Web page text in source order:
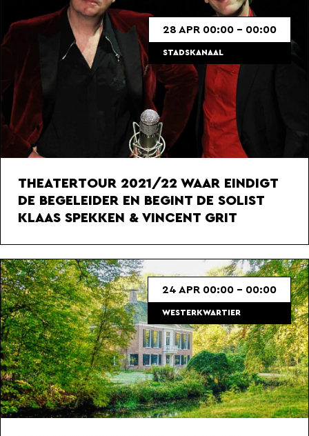
28 APR 00:00 - 00:00
STADSKANAAL
THEATERTOUR 2021/22 WAAR EINDIGT
DE BEGELEIDER EN BEGINT DE SOLIST
KLAAS SPEKKEN & VINCENT GRIT
24 APR 00:00 - 00:00
WESTERKWARTIER